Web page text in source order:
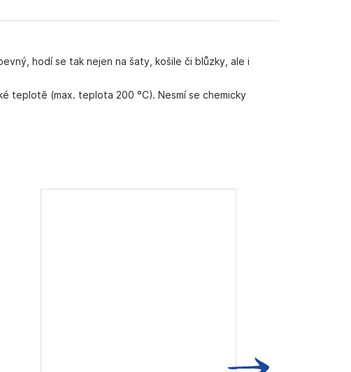
hodí se tak nejen na šaty, košile či blůzky, ale i
teplotě (max. teplota 200 °C). Nesmí se chemicky